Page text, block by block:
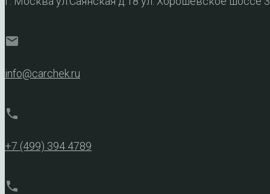
mail
info@carchek.ru
phone
+7 (499) 394 4789
phone